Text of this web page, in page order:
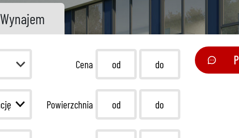
REMONTY
HOME STAGING
Wynajem
Cena
Powierzchnia